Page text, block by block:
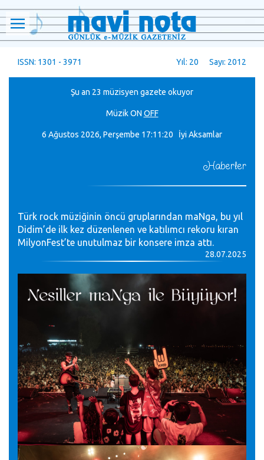
ISSN: 1301 - 3971 Yıl: 20 Sayı: 2012
Şu an 23 müzisyen gazete okuyor
MüzikON OFF
6 Ağustos 2026, Perşembe 17:11:20 İyi Aksamlar
Haberler
Türk rock müziğinin öncü gruplarından maNga, bu yıl
Didim’de ilk kez düzenlenen ve katılımcı rekoru kıran
MilyonFest’te unutulmaz bir konsere imza attı.
28.07.2025